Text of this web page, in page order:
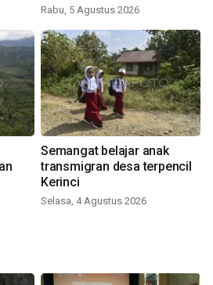
Rabu, 5 Agustus 2026
Semangat belajar anak
transmigran desa terpencil
Kerinci
Selasa, 4 Agustus 2026